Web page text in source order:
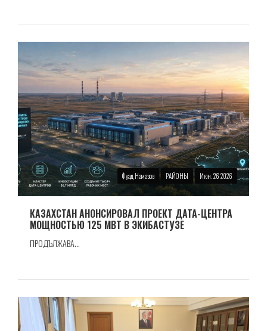
Фуад Намазов РАЙОНЫ Июн. 26 2026
КАЗАХСТАН АНОНСИРОВАЛ ПРОЕКТ ДАТА-ЦЕНТРА
МОЩНОСТЬЮ 125 МВТ В ЭКИБАСТУЗЕ
ПРОДЪЛЖАВА...